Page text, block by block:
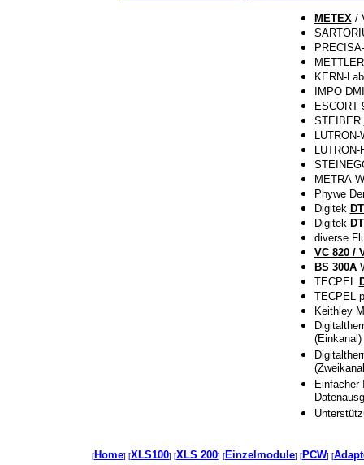
METEX/
KERN-
IMPO
ESCORT
STEIBER
LUTRON-
METRA-
Phywe
Digitek
Digitek
diverse
VC 820 /
BS 300A
TECPEL
TECPEL
Keithley
(Einkanal)
Einfacher
[Home] [XLS100] [XLS 200] [Einzelmodule] [PCW] [